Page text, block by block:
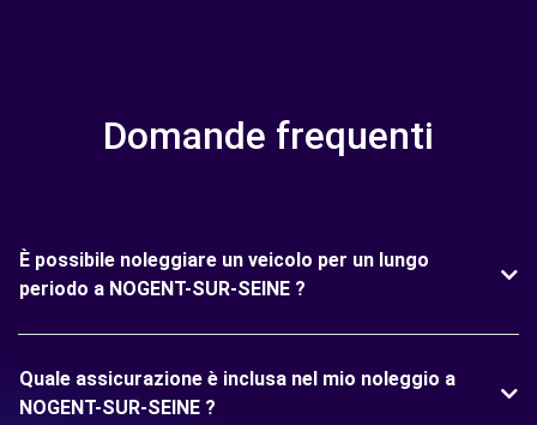
Domande frequenti
È possibile noleggiare un veicolo per un lungo
periodo a NOGENT-SUR-SEINE ?
Quale assicurazione è inclusa nel mio noleggio a
NOGENT-SUR-SEINE ?